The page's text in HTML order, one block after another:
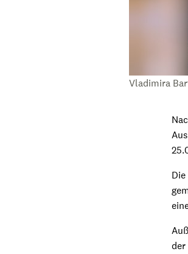
Vladimira
der